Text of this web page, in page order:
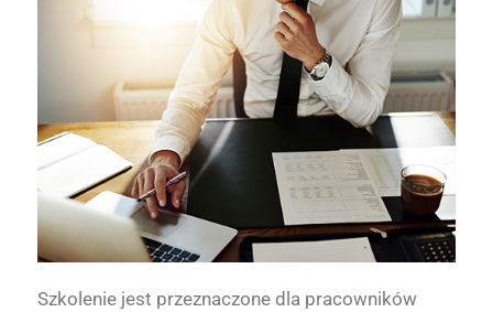
Szkolenie jest przeznaczone dla pracowników